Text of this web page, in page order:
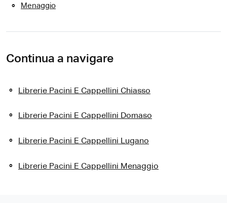
Menaggio
Continua a navigare
Librerie Pacini E Cappellini Chiasso
Librerie Pacini E Cappellini Domaso
Librerie Pacini E Cappellini Lugano
Librerie Pacini E Cappellini Menaggio